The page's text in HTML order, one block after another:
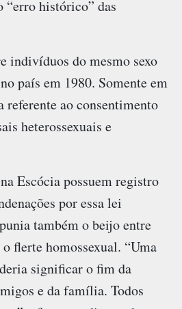
“erro histórico” das
indivíduos do mesmo sexo
país em 1980. Somente em
referente ao consentimento
heterossexuais e
Escócia possuem registro
por essa lei
também o beijo entre
flerte homossexual. “Uma
significar o fim da
e da família. Todos